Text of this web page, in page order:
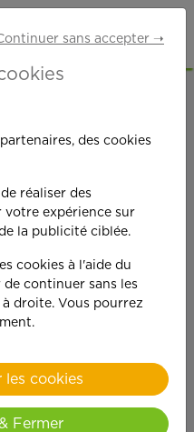
plus
met du
!
sans accepter ➝
des cookies
réaliser des
votre expérience sur
la publicité ciblée.
cookies à l'aide du
continuer sans les
droite. Vous pourrez
les cookies
Fermer